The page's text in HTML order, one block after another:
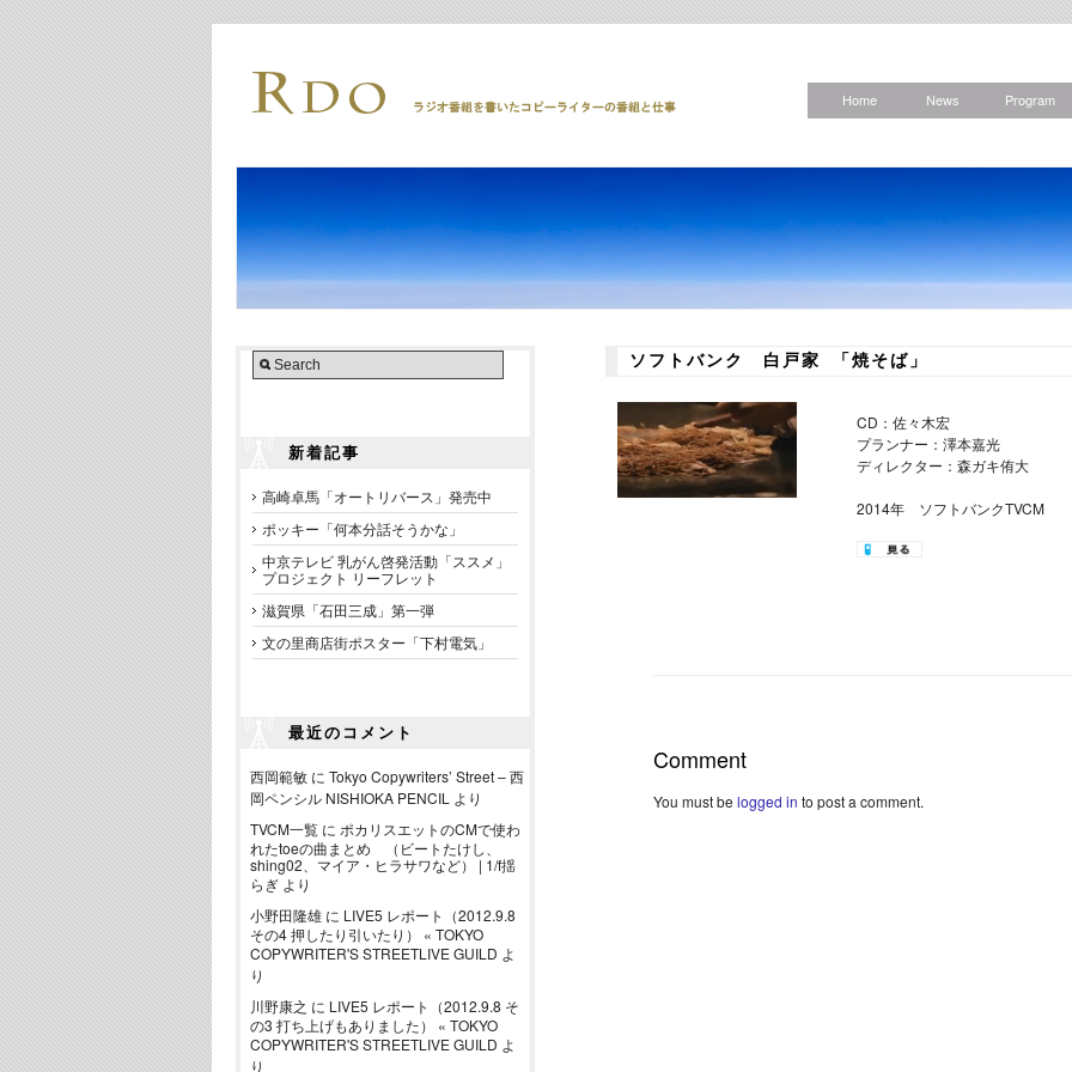
Home News Program
新着記事
高崎卓馬「オートリバース」発売中
ポッキー「何本分話そうかな」
中京テレビ 乳がん啓発活動「ススメ」
プロジェクト リーフレット
滋賀県「石田三成」第一弾
文の里商店街ポスター「下村電気」
最近のコメント
西岡範敏 に Tokyo Copywriters’ Street – 西
岡ペンシル NISHIOKA PENCIL より
TVCM一覧 に ポカリスエットのCMで使わ
れたtoeの曲まとめ （ビートたけし、
shing02、マイア・ヒラサワなど） | 1/f揺
らぎ より
小野田隆雄 に LIVE5 レポート（2012.9.8
その4 押したり引いたり） « TOKYO
COPYWRITER'S STREETLIVE GUILD よ
り
川野康之 に LIVE5 レポート（2012.9.8 そ
の3 打ち上げもありました） « TOKYO
COPYWRITER'S STREETLIVE GUILD よ
り
ソフトバンク 白戸家 「焼そば」
CD：佐々木宏
プランナー：澤本嘉光
ディレクター：森ガキ侑大
2014年 ソフトバンクTVCM
Comment
You must be logged in to post a comment.